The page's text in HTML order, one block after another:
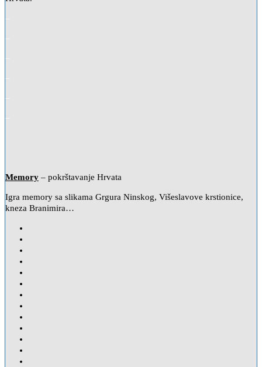
Memory – pokrštavanje Hrvata
Igra memory sa slikama Grgura Ninskog, Višeslavove krstionice,
kneza Branimira…